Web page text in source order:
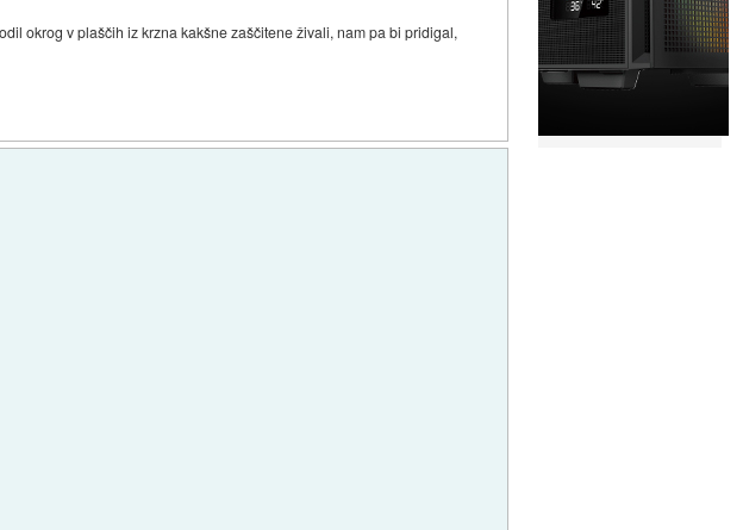
okrog v plaščih iz krzna kakšne zaščitene živali, nam pa bi pridigal,